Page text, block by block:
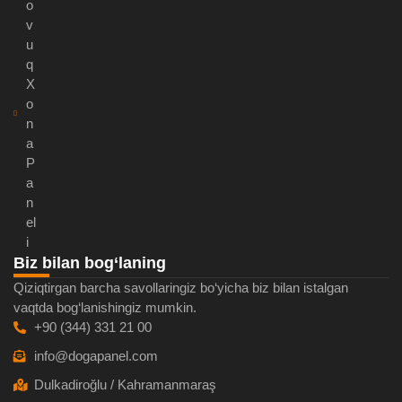
o
v
u
q
X
o
n
a
P
a
n
el
i
Biz bilan bog‘laning
Qiziqtirgan barcha savollaringiz bo‘yicha biz bilan istalgan
vaqtda bog‘lanishingiz mumkin.
+90 (344) 331 21 00
info@dogapanel.com
Dulkadiroğlu / Kahramanmaraş